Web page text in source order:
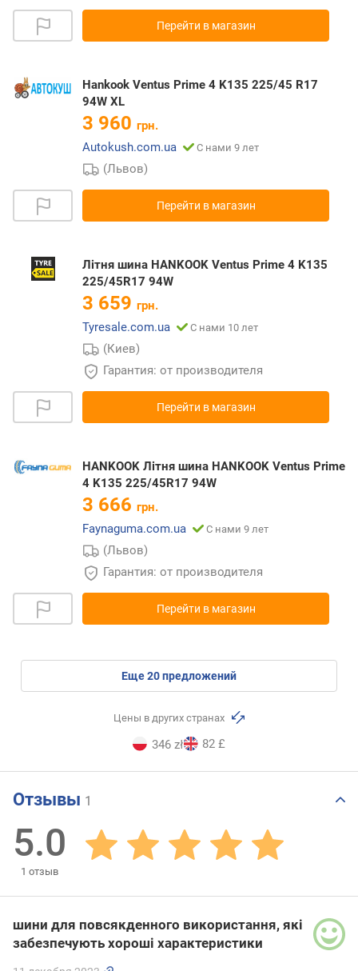
Перейти в магазин
Hankook Ventus Prime 4 K135 225/45 R17
94W XL
3 960 грн.
Autokush.com.ua
С нами 9 лет
(Львов)
Перейти в магазин
Літня шина HANKOOK Ventus Prime 4 K135
225/45R17 94W
3 659 грн.
Tyresale.com.ua
С нами 10 лет
(Киев)
Гарантия: от производителя
Перейти в магазин
HANKOOK Літня шина HANKOOK Ventus Prime
4 K135 225/45R17 94W
3 666 грн.
Faynaguma.com.ua
С нами 9 лет
(Львов)
Гарантия: от производителя
Перейти в магазин
eще20предложений
Цены в других странах
346 zł 82 £
Отзывы 1
5.0
1 отзыв
шини для повсякденного використання, які
забезпечують хороші характеристики